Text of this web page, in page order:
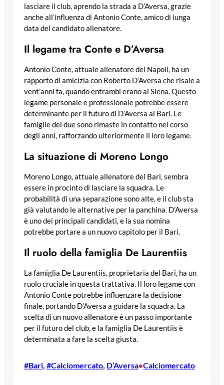
lasciare il club, aprendo la strada a D’Aversa, grazie
anche all’influenza di Antonio Conte, amico di lunga
data del candidato allenatore.
Il legame tra Conte e D’Aversa
Antonio Conte, attuale allenatore del Napoli, ha un
rapporto di amicizia con Roberto D’Aversa che risale a
vent’anni fa, quando entrambi erano al Siena. Questo
legame personale e professionale potrebbe essere
determinante per il futuro di D’Aversa al Bari. Le
famiglie dei due sono rimaste in contatto nel corso
degli anni, rafforzando ulteriormente il loro legame.
La situazione di Moreno Longo
Moreno Longo, attuale allenatore del Bari, sembra
essere in procinto di lasciare la squadra. Le
probabilità di una separazione sono alte, e il club sta
già valutando le alternative per la panchina. D’Aversa
è uno dei principali candidati, e la sua nomina
potrebbe portare a un nuovo capitolo per il Bari.
Il ruolo della famiglia De Laurentiis
La famiglia De Laurentiis, proprietaria del Bari, ha un
ruolo cruciale in questa trattativa. Il loro legame con
Antonio Conte potrebbe influenzare la decisione
finale, portando D’Aversa a guidare la squadra. La
scelta di un nuovo allenatore è un passo importante
per il futuro del club, e la famiglia De Laurentiis è
determinata a fare la scelta giusta.
#Bari #Calciomercato D’Aversa•Calciomercato